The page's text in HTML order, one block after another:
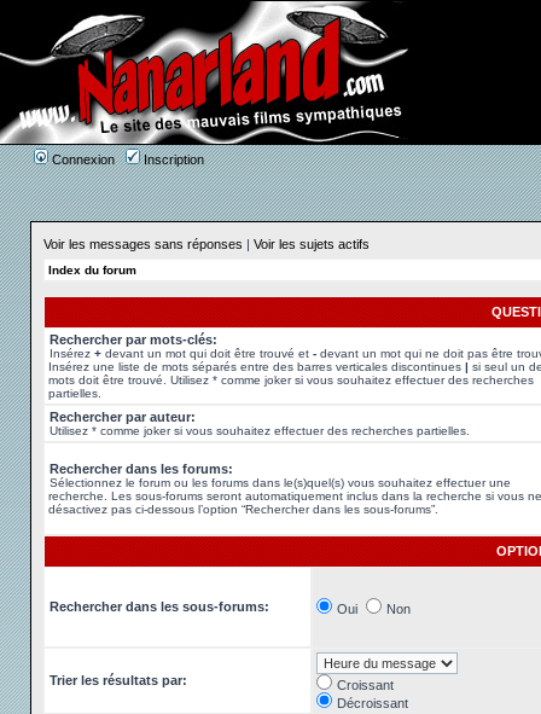
Connexion Inscription
Voir les messages sans réponses | Voir les sujets actifs
Index du forum
Rechercher par mots-clés:
Insérez + devant un mot qui doit être trouvé et - devant un mot qui ne doit pas être
Insérez une liste de mots séparés entre des barres verticales discontinues | si seul un
mots doit être trouvé. Utilisez * comme joker si vous souhaitez effectuer des recherches
partielles.
Rechercher par auteur:
Utilisez * comme joker si vous souhaitez effectuer des recherches partielles.
Rechercher dans les forums:
Sélectionnez le forum ou les forums dans le(s)quel(s) vous souhaitez effectuer une
recherche. Les sous-forums seront automatiquement inclus dans la recherche si vous ne
désactivez pas ci-dessous l’option “Rechercher dans les sous-forums”.
Rechercher dans les sous-forums: Oui Non
Trier les résultats par:
Croissant
Décroissant